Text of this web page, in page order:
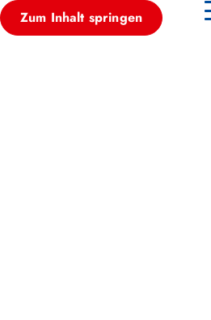
Zum Inhalt springen